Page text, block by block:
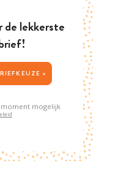
de lekkerste
JOUW NIEUWSBRIEFKEUZE >
mogelijk